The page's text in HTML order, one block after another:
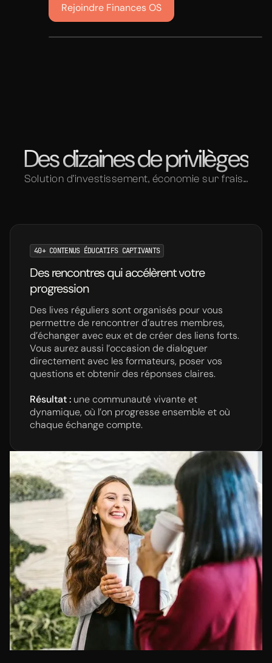
Rejoindre Finances OS
Des dizaines de privilèges
Solution d’investissement, économie sur frais...
40+ CONTENUS ÉDUCATIFS CAPTIVANTS
Des rencontres qui accélèrent votre
progression
Des lives réguliers sont organisés pour vous
permettre de rencontrer d’autres membres,
d’échanger avec eux et de créer des liens forts.
Vous aurez aussi l’occasion de dialoguer
directement avec les formateurs, poser vos
questions et obtenir des réponses claires.
Résultat : une communauté vivante et
dynamique, où l’on progresse ensemble et où
chaque échange compte.